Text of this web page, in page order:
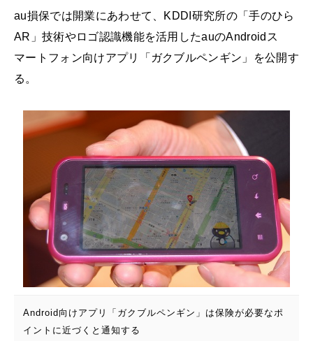
au損保では開業にあわせて、KDDI研究所の「手のひら
AR」技術やロゴ認識機能を活用したauのAndroidス
マートフォン向けアプリ「ガクブルペンギン」を公開す
る。
Android向けアプリ「ガクブルペンギン」は保険が必要なポ
イントに近づくと通知する